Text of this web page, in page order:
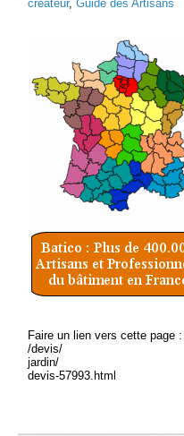
créateur, Guide des Artisans
Faire un lien vers cette page :
/devis/
jardin/
devis-57993.html